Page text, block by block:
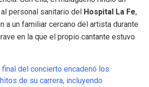
personal sanitario del
Hospital La Fe,
a un familiar cercano del artista durante
en la que el propio cantante estuvo
final del concierto encadenó los
de su carrera, incluyendo